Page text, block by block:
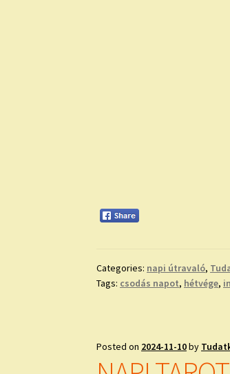
Categories: napi útravaló,
Tags: csodás napot, hétvége,
Posted on 2024-11-10by